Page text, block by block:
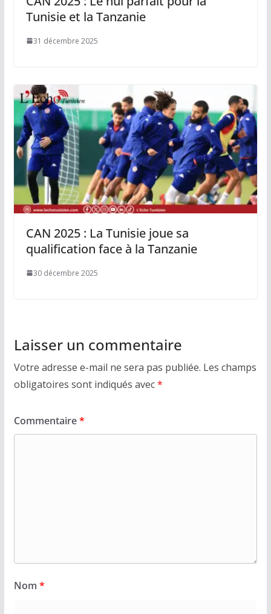
Tunisie et la Tanzanie
31 décembre 2025
CAN 2025 : La Tunisie joue sa
qualification face à la Tanzanie
30 décembre 2025
Laisser un commentaire
Votre adresse e-mail ne sera pas publiée. Les champs
obligatoires sont indiqués avec*
Commentaire*
Nom *